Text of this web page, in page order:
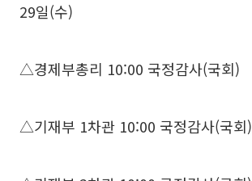
29일(수)
△경제부총리 10:00 국정감사(국회)
△기재부 1차관 10:00 국정감사(국회)